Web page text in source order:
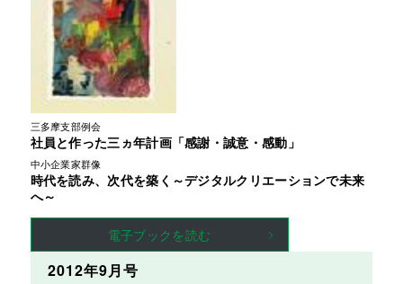
三多摩支部例会
社員と作った三ヵ年計画「感謝・誠意・感動」
中小企業家群像
時代を読み、次代を築く～デジタルクリエーションで未来
へ～
電子ブックを読む
2012年9月号